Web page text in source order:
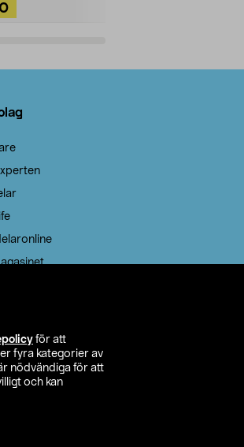
för att
fyra kategorier av
nödvändiga för att
och kan